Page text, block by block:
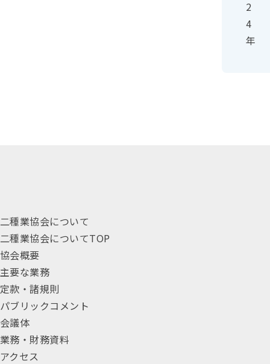
2
4
年
二種業協会について
二種業協会についてTOP
協会概要
主要な業務
定款・諸規則
パブリックコメント
会議体
業務・財務資料
アクセス